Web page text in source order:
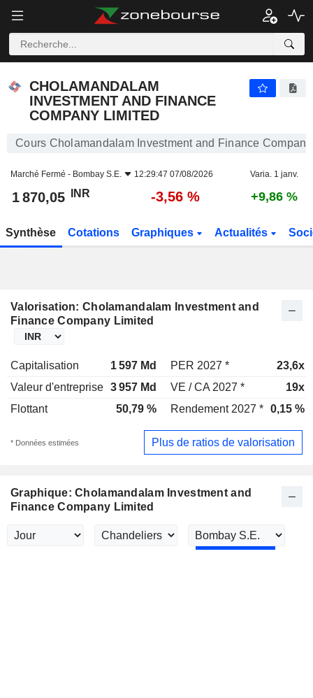
CHOLAMANDALAM
INVESTMENT AND FINANCE
COMPANY LIMITED
Cours Cholamandalam Investment and Finance
Marché Fermé - Bombay S.E. 12:29:47 07/08/2026 Varia. 1 janv.
1 870,05 INR -3,56 % +9,86 %
Synthèse Cotations Graphiques Actualités
Valorisation: Cholamandalam Investment and
Finance Company Limited
Capitalisation 1 597 Md PER 2027 *
23,6x
Valeur d'entreprise 3 957 Md VE / CA 2027 *
19x
Flottant
50,79 % Rendement 2027 * 0,15 %
* Données estimées Plus de ratios de valorisation
Graphique: Cholamandalam Investment and
Finance Company Limited